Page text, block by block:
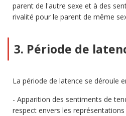
parent de l'autre sexe et à des
rivalité pour le parent de même
3. Période de
La période de latence se déroule
Apparition des sentiments de
respect envers les